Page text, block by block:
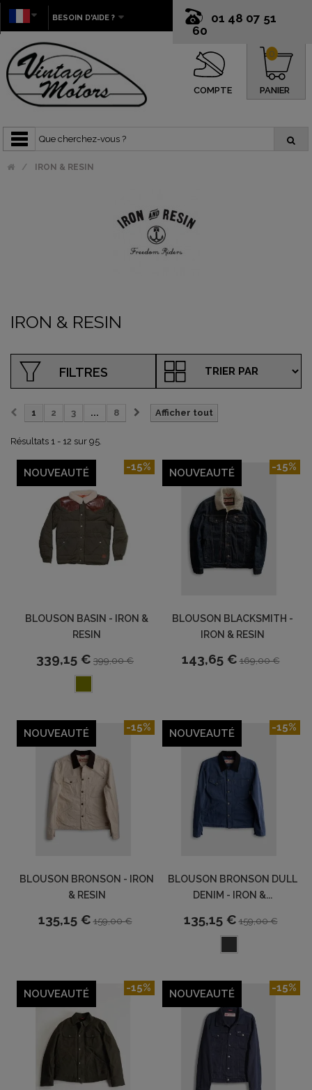
01 48 07 51
60
BESOIN D'AIDE ?
COMPTE PANIER
0
IRON & RESIN
IRON & RESIN
FILTRES
Afficher tout
1 2 3 ... 8
Résultats 1 - 12 sur 95.
NOUVEAUTÉ
BLOUSON BASIN - IRON &
RESIN
339,15 € 399,00 €
-15% NOUVEAUTÉ
BLOUSON BLACKSMITH -
IRON & RESIN
143,65 € 169,00 €
-15%
NOUVEAUTÉ
BLOUSON BRONSON - IRON
& RESIN
135,15 € 159,00 €
-15% NOUVEAUTÉ
BLOUSON BRONSON DULL
DENIM - IRON &...
135,15 € 159,00 €
-15%
NOUVEAUTÉ -15% NOUVEAUTÉ -15%